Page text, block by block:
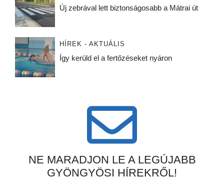
Új zebrával lett biztonságosabb a Mátrai út
HÍREK - AKTUÁLIS
Így kerüld el a fertőzéseket nyáron
NE MARADJON LE A LEGÚJABB
GYÖNGYÖSI HÍREKRŐL!